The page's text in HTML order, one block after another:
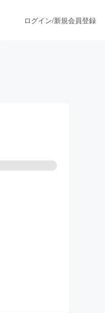
ログイン/新規会員登録